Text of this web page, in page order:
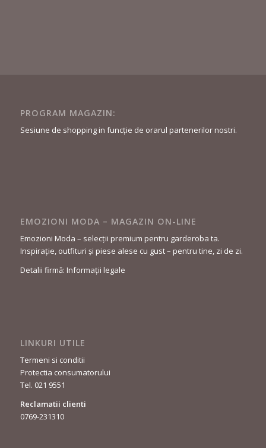
PROGRAM MAGAZIN:
Sesiune de shopping in funcție de orarul partenerilor nostri.
EMOZIONI MODA – MAGAZIN ON-LINE
Emozioni Moda – selecții premium pentru garderoba ta.
Inspirație, outfituri și piese alese cu gust – pentru tine, zi de zi.
Detalii firmă: Informații legale
LINKURI UTILE
Termeni si conditii
Protectia consumatorului
Tel. 021 9551
Reclamatii clienti
0769-231310